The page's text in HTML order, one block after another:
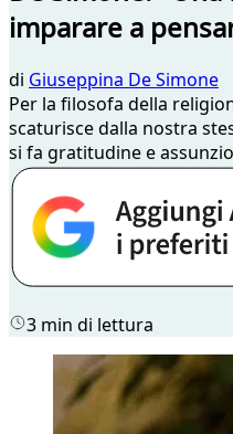
imparare a
di Giuseppina De Simone
Per la filosofa della
scaturisce dalla nostra
si fa gratitudine e
3 min di lettura